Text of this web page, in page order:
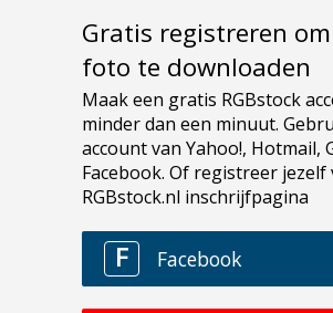
Gratis registreren
foto te downloaden